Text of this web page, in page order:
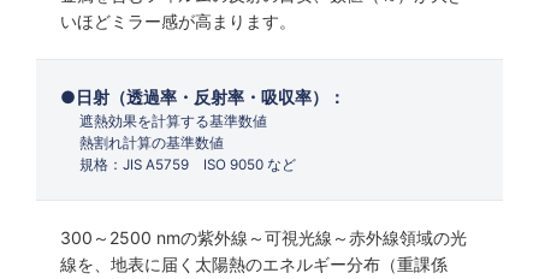
いほどミラー感が高まります。
日射（透過率・反射率・吸収率）：
遮熱効果を計算する基準数値
熱割れ計算の基準数値
規格：JIS A5759 ISO 9050 など
300～2500 nmの紫外線～可視光線～赤外線領域の光
線を、地表に届く太陽熱のエネルギー分布（重課係